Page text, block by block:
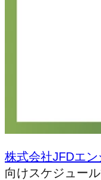
株式会社JFDエ
向けスケジュー